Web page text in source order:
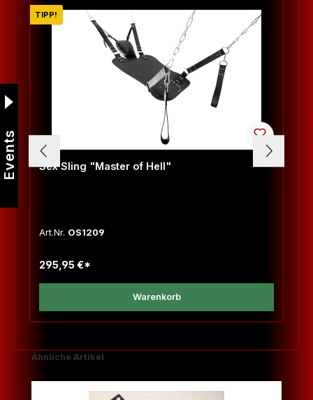
TIPP!
Sex Sling "Master of Hell"
Art.Nr. OS1209
295,95 €*
Warenkorb
Produktgalerie überspringen
Ähnliche Artikel
Events